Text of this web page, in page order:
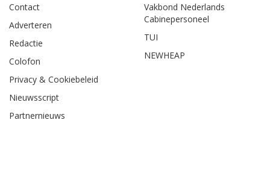
Contact
Adverteren
Redactie
Colofon
Privacy & Cookiebeleid
Nieuwsscript
Partnernieuws
Vakbond Nederlands
Cabinepersoneel
TUI
NEWHEAP